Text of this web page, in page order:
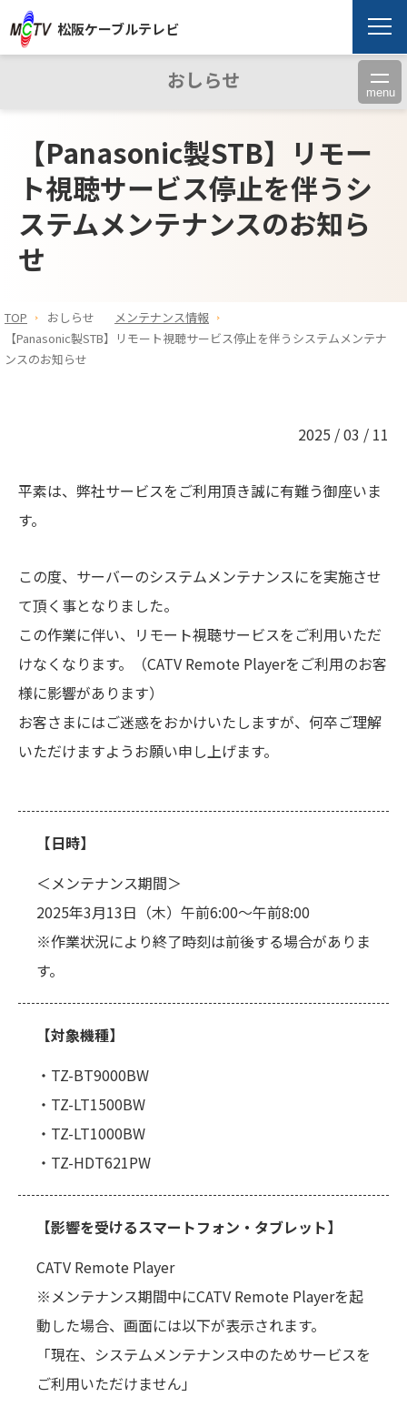
松阪ケーブルテレビ
おしらせ menu
【Panasonic製STB】リモー
ト視聴サービス停止を伴うシ
ステムメンテナンスのお知ら
せ
TOP おしらせ
メンテナンス情報
【Panasonic製STB】リモート視聴サービス停止を伴うシステムメンテナ
ンスのお知らせ
2025 / 03 / 11
平素は、弊社サービスをご利用頂き誠に有難う御座いま
す。
この度、サーバーのシステムメンテナンスにを実施させ
て頂く事となりました。
この作業に伴い、リモート視聴サービスをご利用いただ
けなくなります。（CATV Remote Playerをご利用のお客
様に影響があります）
お客さまにはご迷惑をおかけいたしますが、何卒ご理解
いただけますようお願い申し上げます。
【日時】
＜メンテナンス期間＞
2025年3月13日（木）午前6:00～午前8:00
※作業状況により終了時刻は前後する場合がありま
す。
【対象機種】
・TZ-BT9000BW
・TZ-LT1500BW
・TZ-LT1000BW
・TZ-HDT621PW
【影響を受けるスマートフォン・タブレット】
CATV Remote Player
※メンテナンス期間中にCATV Remote Playerを起
動した場合、画面には以下が表示されます。
「現在、システムメンテナンス中のためサービスを
ご利用いただけません」